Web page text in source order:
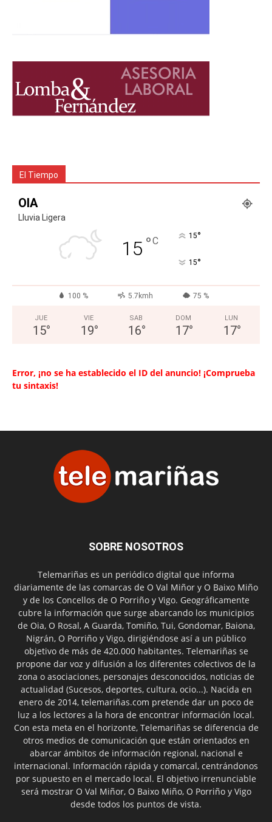
El Tiempo
OIA
Lluvia Ligera
15 °C 15°
15°
100 % 5.7kmh 75 %
JUE
15°
VIE
19°
SAB
16°
DOM
17°
LUN
17°
Error, ¡no se ha establecido el ID del anuncio! ¡Comprueba
tu sintaxis!
SOBRE NOSOTROS
Telemariñas es un periódico digital que informa
diariamente de las comarcas de O Val Miñor y O Baixo Miño
y de los Concellos de O Porriño y Vigo. Geográficamente
cubre la información que surge abarcando los municipios
de Oia, O Rosal, A Guarda, Tomiño, Tui, Gondomar, Baiona,
Nigrán, O Porriño y Vigo, dirigiéndose así a un público
objetivo de más de 420.000 habitantes. Telemariñas se
propone dar voz y difusión a los diferentes colectivos de la
zona o asociaciones, personajes desconocidos, noticias de
actualidad (Sucesos, deportes, cultura, ocio...). Nacida en
enero de 2014, telemariñas.com pretende dar un poco de
luz a los lectores a la hora de encontrar información local.
Con esta meta en el horizonte, Telemariñas se diferencia de
otros medios de comunicación que están orientados en
abarcar ámbitos de información regional, nacional e
internacional. Información rápida y comarcal, centrándonos
por supuesto en el mercado local. El objetivo irrenunciable
será mostrar O Val Miñor, O Baixo Miño, O Porriño y Vigo
desde todos los puntos de vista.